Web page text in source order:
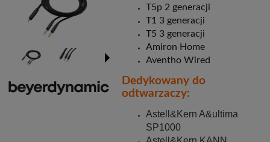
T5p 2 generacji
T1 3 generacji
T5 3 generacji
Amiron Home
Aventho Wired
Dedykowany do
odtwarzaczy:
Astell&Kern A&ultima
SP1000